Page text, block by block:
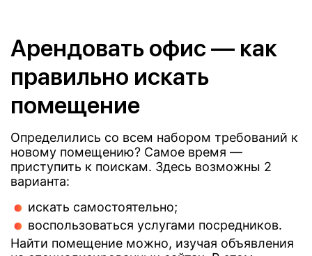
Арендовать офис — как
правильно искать
помещение
Определились со всем набором требований к
новому помещению? Самое время —
приступить к поискам. Здесь возможны 2
варианта:
искать самостоятельно;
воспользоваться услугами посредников.
Найти помещение можно, изучая объявления